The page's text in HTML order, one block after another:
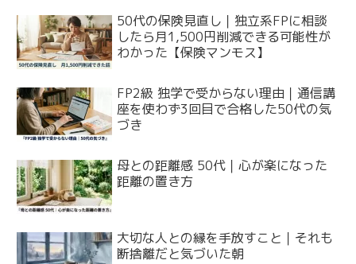
50代の保険見直し｜独立系FPに相談
したら月1,500円削減できる可能性が
わかった【保険マンモス】
FP2級 独学で受からない理由｜通信講
座を使わず3回目で合格した50代の気
づき
母との距離感 50代｜心が楽になった
距離の置き方
大切な人との縁を手放すこと｜それも
断捨離だと気づいた朝